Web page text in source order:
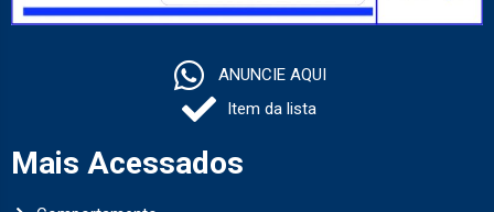
ANUNCIE AQUI
Item da lista
Mais Acessados